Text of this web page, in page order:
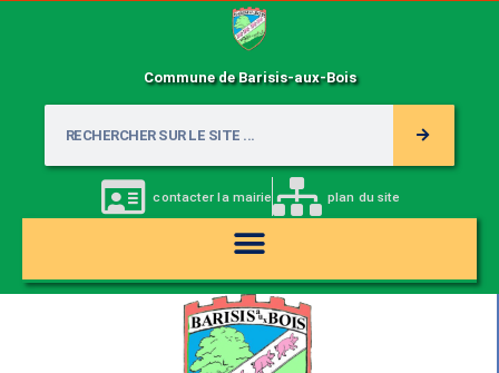
Commune de Barisis-aux-Bois
contacter la mairie plan du site